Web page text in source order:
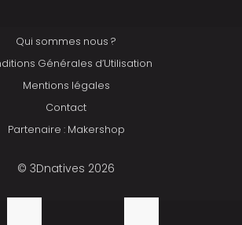
Qui sommes nous ?
Générales d’Utilisation
Mentions légales
Contact
Partenaire : Makershop
© 3Dnatives 2026